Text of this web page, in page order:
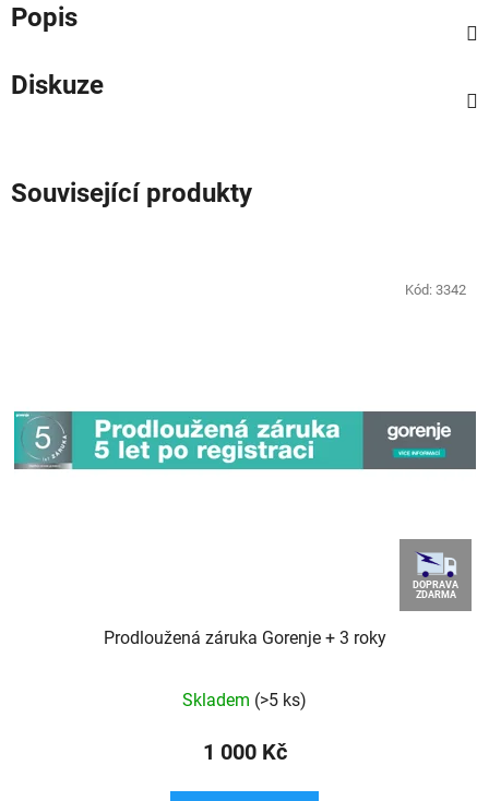
Popis
Diskuze
Související produkty
DOPRAVA
ZDARMA
Prodloužená záruka Gorenje + 3 roky
hodnocení
produktu
Skladem (>5 ks)
1 000 Kč
Kód: 3342